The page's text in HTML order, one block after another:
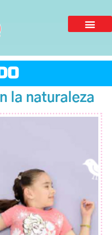
la naturaleza